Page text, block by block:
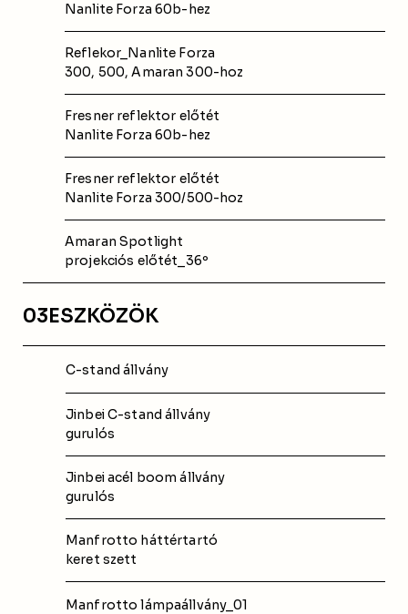
Nanlite Forza 60b-hez
Reflekor_Nanlite Forza
300, 500, Amaran 300-hoz
Fresner reflektor előtét
Nanlite Forza 60b-hez
Fresner reflektor előtét
Nanlite Forza 300/500-hoz
Amaran Spotlight
projekciós előtét_36º
ESZKÖZÖK
03
C-stand állvány
Jinbei C-stand állvány
gurulós
Jinbei acél boom állvány
gurulós
Manfrotto háttértartó
keret szett
Manfrotto lámpaállvány_01